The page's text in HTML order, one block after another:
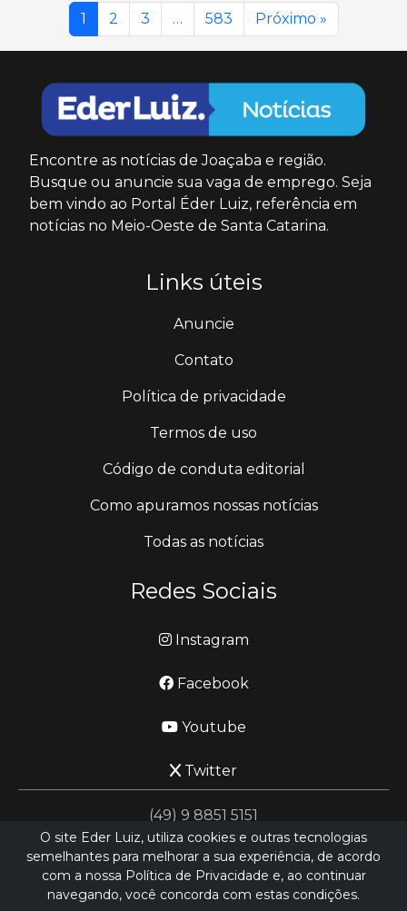
1 2 3 … 583 Próximo »
Encontre as notícias de Joaçaba e região.
Busque ou anuncie sua vaga de emprego. Seja
bem vindo ao Portal Éder Luiz, referência em
notícias no Meio-Oeste de Santa Catarina.
Links úteis
Anuncie
Contato
Política de privacidade
Termos de uso
Código de conduta editorial
Como apuramos nossas notícias
Todas as notícias
Redes Sociais
Instagram
Facebook
Youtube
Twitter
(49) 9 8851 5151
jornalismo@ederluiz.com.vc
O site Eder Luiz, utiliza cookies e outras tecnologias
semelhantes para melhorar a sua experiência, de acordo
com a nossa Política de Privacidade e, ao continuar
navegando, você concorda com estas condições.